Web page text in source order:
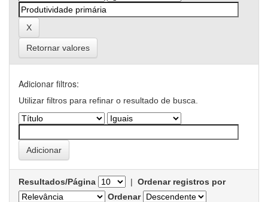
Retornar valores
Adicionar filtros:
Utilizar filtros para refinar o resultado de busca.
Resultados/Página | Ordenar registros por
Ordenar